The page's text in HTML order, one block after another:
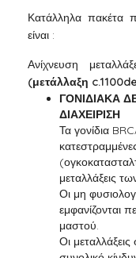
Κατάλληλα πακέτα
είναι :
Ανίχνευση
(μετάλλαξη
ΓΟΝΙΔΙΑΚΑ
ΔΙΑΧΕΙΡΙΣΗ
Τα γονίδια
μεταλλάξεις
Οι μη
εμφανίζονται
μαστού.
Οι